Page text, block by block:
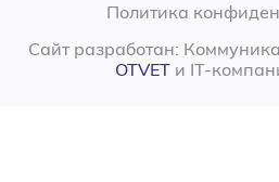
Политика
Сайт разработан:
OTVETи IT-